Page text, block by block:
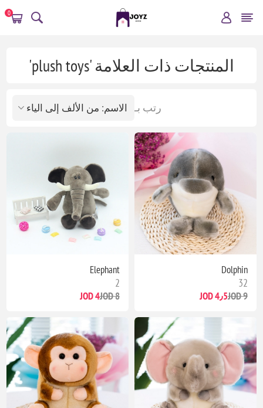
0
المنتجات ذات العلامة 'plush toys'
رتب بـ
Dolphin
32
9 JOD 4٫5 JOD
Elephant
2
8 JOD
4 JOD